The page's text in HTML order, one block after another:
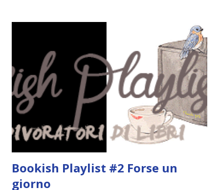
Hunter e convive con la sua migliore amica Tori. Ma tutto
cambia quando scopre che Hunter la tradisce con Tori. Ora
Sydney deve decidere che ne sarà della sua vita. È attratta
da Ridge Lawson, il suo misterioso vicino. Non può
staccargli gli occhi di dosso e non può fare a meno di
starsene ad ascoltarlo mentre suona la chitarra sul balcone
della sua stanza. La sua musica le dà armonia e vibrazioni. E
anche Ridge non può far finta di ignorare che c’è qualcosa
in Sy...
Bookish Playlist #2 Forse un
giorno